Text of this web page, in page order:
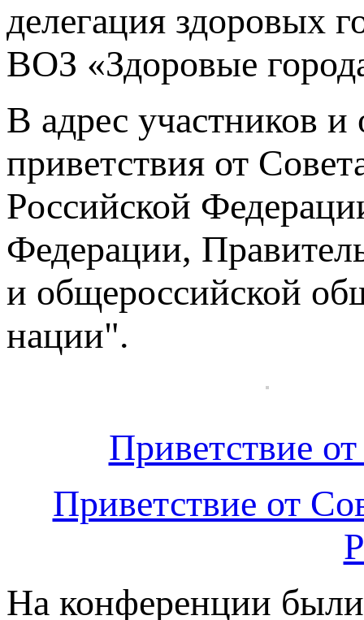
делегация здоровых
ВОЗ «Здоровые
В адрес участников
приветствия от
Российской
Федерации,
и общероссийской
нации".
Приветствие
Приветствие от
На конференции